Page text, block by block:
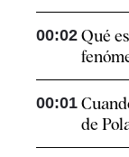
00:02 Qué
00:01
de